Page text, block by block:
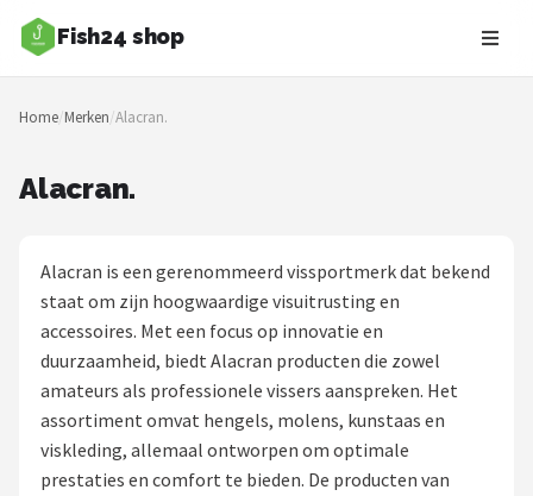
Fish24 shop
Zoeken
NAVIGATIE
Blog
Hengelsoorten
Hengels
Molens
Home/Merken/Alacran.
Alacran.
Alacran is een gerenommeerd vissportmerk dat bekend
staat om zijn hoogwaardige visuitrusting en
accessoires. Met een focus op innovatie en
duurzaamheid, biedt Alacran producten die zowel
amateurs als professionele vissers aanspreken. Het
assortiment omvat hengels, molens, kunstaas en
viskleding, allemaal ontworpen om optimale
prestaties en comfort te bieden. De producten van